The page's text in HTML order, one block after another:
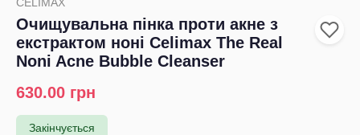
Очищувальна пінка проти акне з
екстрактом ноні Celimax The Real
Noni Acne Bubble Cleanser
630.00 грн
Закінчується